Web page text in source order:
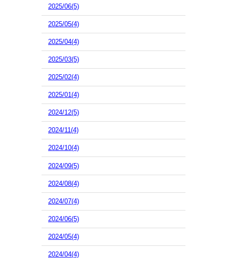
2025/06(5)
2025/05(4)
2025/04(4)
2025/03(5)
2025/02(4)
2025/01(4)
2024/12(5)
2024/11(4)
2024/10(4)
2024/09(5)
2024/08(4)
2024/07(4)
2024/06(5)
2024/05(4)
2024/04(4)